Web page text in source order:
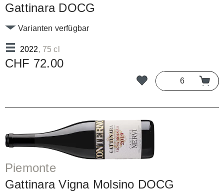
Gattinara DOCG
2022, 75 cl
Varianten verfügbar
CHF 72.00
Piemonte
Gattinara Vigna Molsino DOCG